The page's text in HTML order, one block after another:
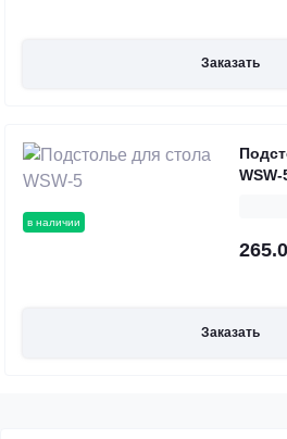
Заказать
в наличии
WSW-
Заказать